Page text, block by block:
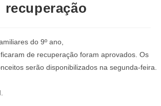
recuperação
do 9º ano,
de recuperação foram aprovados. Os
serão disponibilizados na segunda-feira.